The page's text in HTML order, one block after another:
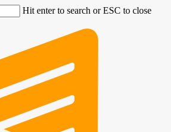
Hit enter to search or ESC to close